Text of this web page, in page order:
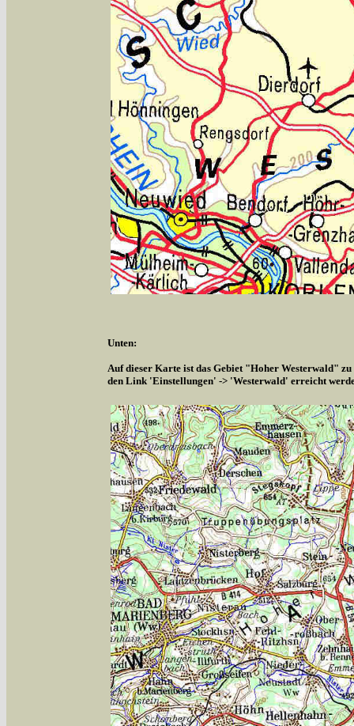
Unten:
Auf dieser Karte ist das Gebiet "Hoher Westerwald"
den Link 'Einstellungen' -> 'Westerwald' erreicht